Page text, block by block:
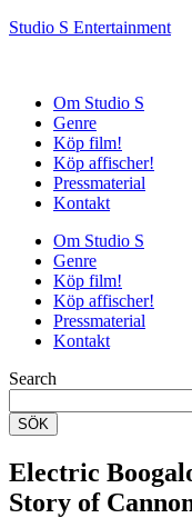
Studio S Entertainment
Om Studio S
Genre
Köp film!
Köp affischer!
Pressmaterial
Kontakt
Om Studio S
Genre
Köp film!
Köp affischer!
Pressmaterial
Kontakt
Search
SÖK
Electric
Story of